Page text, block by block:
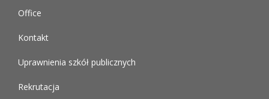
Office
Kontakt
Uprawnienia szkół publicznych
Rekrutacja